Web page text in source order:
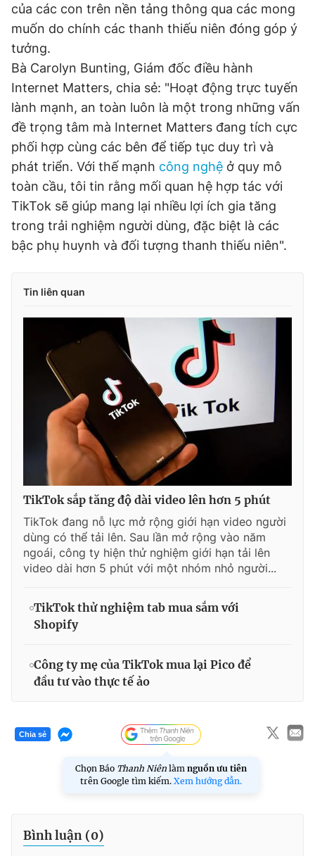
của các con trên nền tảng thông qua các mong
muốn do chính các thanh thiếu niên đóng góp ý
tưởng.
Bà Carolyn Bunting, Giám đốc điều hành
Internet Matters, chia sẻ: "Hoạt động trực tuyến
lành mạnh, an toàn luôn là một trong những vấn
đề trọng tâm mà Internet Matters đang tích cực
phối hợp cùng các bên để tiếp tục duy trì và
phát triển. Với thế mạnh công nghệ ở quy mô
toàn cầu, tôi tin rằng mối quan hệ hợp tác với
TikTok sẽ giúp mang lại nhiều lợi ích gia tăng
trong trải nghiệm người dùng, đặc biệt là các
bậc phụ huynh và đối tượng thanh thiếu niên".
Tin liên quan
TikTok sắp tăng độ dài video lên hơn 5 phút
TikTok đang nỗ lực mở rộng giới hạn video người
dùng có thể tải lên. Sau lần mở rộng vào năm
ngoái, công ty hiện thử nghiệm giới hạn tải lên
video dài hơn 5 phút với một nhóm nhỏ người...
TikTok thử nghiệm tab mua sắm với
Shopify
Công ty mẹ của TikTok mua lại Pico để
đầu tư vào thực tế ảo
Chia sẻ
Chọn Báo Thanh Niên làm nguồn ưu tiên
trên Google tìm kiếm. Xem hướng dẫn.
Bình luận (0)